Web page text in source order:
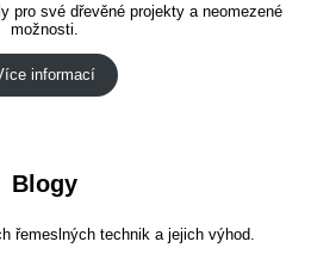
pro své dřevěné projekty a neomezené
možnosti.
informací
Blogy
řemeslných technik a jejich výhod.